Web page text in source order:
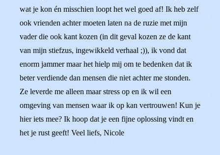
wat je kon én misschien loopt het wel goed af! Ik heb zelf
ook vrienden achter moeten laten na de ruzie met mijn
vader die ook kant kozen (in dit geval kozen ze de kant
van mijn stiefzus, ingewikkeld verhaal ;)), ik vond dat
enorm jammer maar het hielp mij om te bedenken dat ik
beter verdiende dan mensen die niet achter me stonden.
Ze leverde me alleen maar stress op en ik wil een
omgeving van mensen waar ik op kan vertrouwen! Kun je
hier iets mee? Ik hoop dat je een fijne oplossing vindt en
het je rust geeft! Veel liefs, Nicole